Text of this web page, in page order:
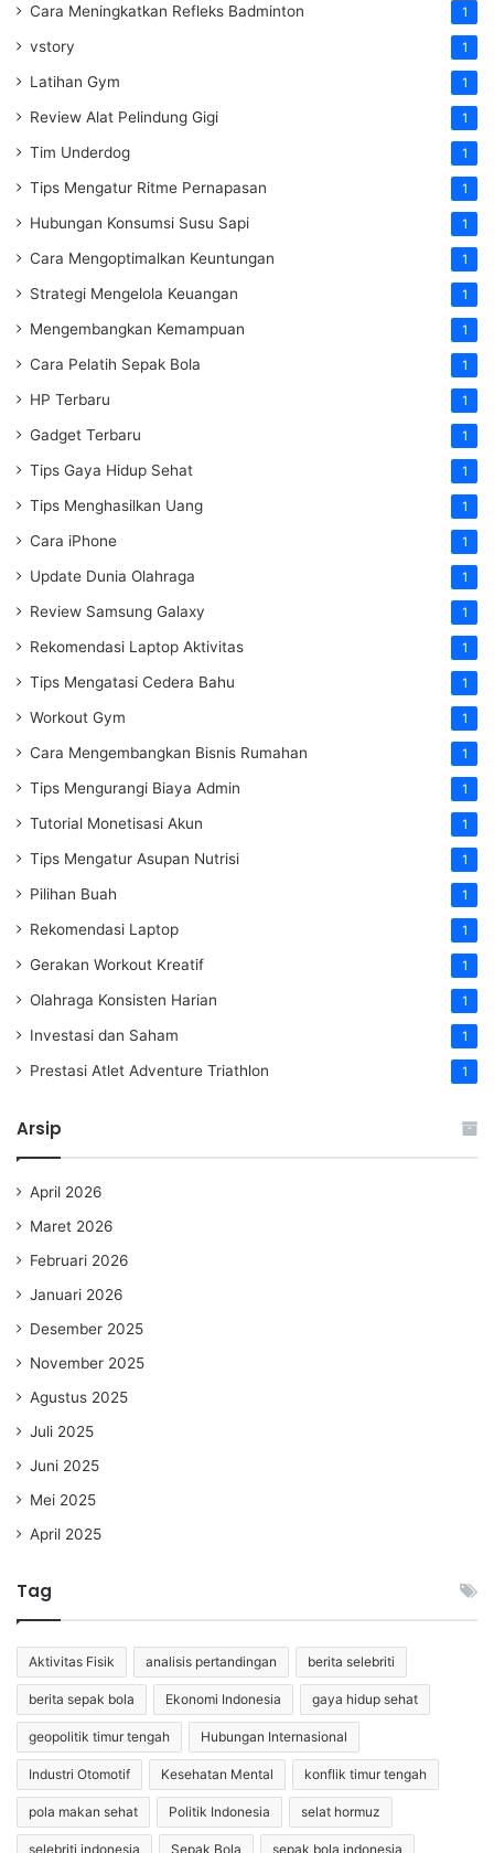
Cara Meningkatkan Refleks Badminton 1
vstory 1
Latihan Gym 1
Review Alat Pelindung Gigi 1
Tim Underdog 1
Tips Mengatur Ritme Pernapasan 1
Hubungan Konsumsi Susu Sapi 1
Cara Mengoptimalkan Keuntungan 1
Strategi Mengelola Keuangan 1
Mengembangkan Kemampuan 1
Cara Pelatih Sepak Bola 1
HP Terbaru 1
Gadget Terbaru 1
Tips Gaya Hidup Sehat 1
Tips Menghasilkan Uang 1
Cara iPhone 1
Update Dunia Olahraga 1
Review Samsung Galaxy 1
Rekomendasi Laptop Aktivitas 1
Tips Mengatasi Cedera Bahu 1
Workout Gym 1
Cara Mengembangkan Bisnis Rumahan 1
Tips Mengurangi Biaya Admin 1
Tutorial Monetisasi Akun 1
Tips Mengatur Asupan Nutrisi 1
Pilihan Buah 1
Rekomendasi Laptop 1
Gerakan Workout Kreatif 1
Olahraga Konsisten Harian 1
Investasi dan Saham 1
Prestasi Atlet Adventure Triathlon 1
Arsip
April 2026
Maret 2026
Februari 2026
Januari 2026
Desember 2025
November 2025
Agustus 2025
Juli 2025
Juni 2025
Mei 2025
April 2025
Tag
Aktivitas Fisik analisis pertandingan berita selebriti
berita sepak bola Ekonomi Indonesia gaya hidup sehat
geopolitik timur tengah Hubungan Internasional
Industri Otomotif Kesehatan Mental konflik timur tengah
pola makan sehat Politik Indonesia selat hormuz
selebriti indonesia Sepak Bola sepak bola indonesia